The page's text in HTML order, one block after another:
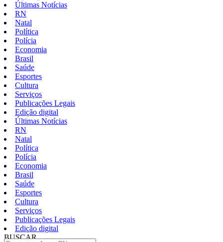
Últimas Notícias
RN
Natal
Política
Polícia
Economia
Brasil
Saúde
Esportes
Cultura
Serviços
Publicações Legais
Edição digital
Últimas Notícias
RN
Natal
Política
Polícia
Economia
Brasil
Saúde
Esportes
Cultura
Serviços
Publicações Legais
Edição digital
BUSCAR